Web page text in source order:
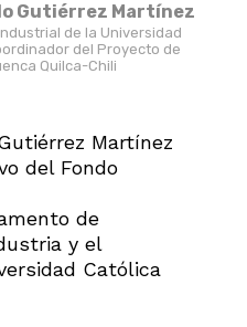
Gutiérrez Martínez
de la Universidad
del Proyecto de
Quilca-Chili
Martínez
del Fondo
de
y el
Católica